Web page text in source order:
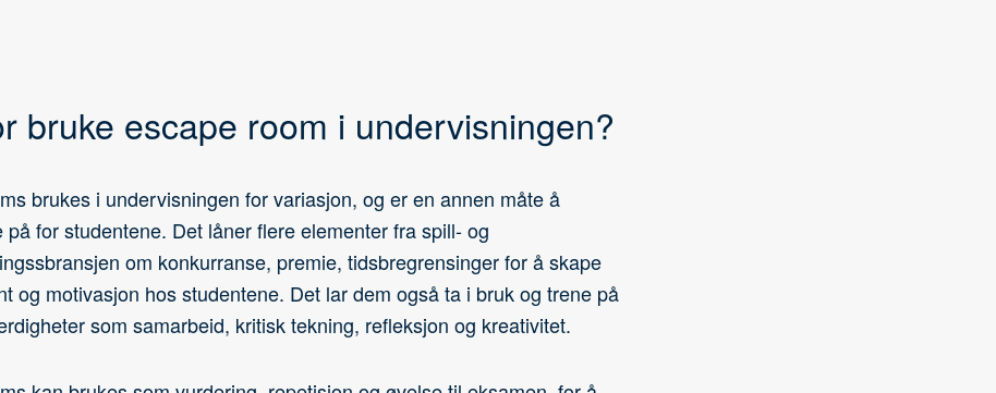
bruke escape room i undervisningen?
brukes i undervisningen for variasjon, og er en annen måte å
på for studentene. Det låner flere elementer fra spill- og
om konkurranse, premie, tidsbregrensinger for å skape
og motivasjon hos studentene. Det lar dem også ta i bruk og trene på
som samarbeid, kritisk tekning, refleksjon og kreativitet.